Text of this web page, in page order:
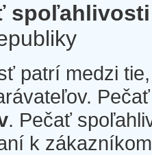
spoľahlivosti
patrí medzi
. Pečať
k